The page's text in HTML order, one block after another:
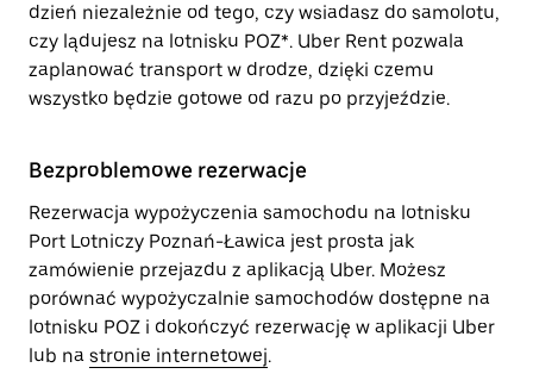
dzień niezależnie od tego, czy wsiadasz do samolotu,
czy lądujesz na lotnisku POZ*. Uber Rent pozwala
zaplanować transport w drodze, dzięki czemu
wszystko będzie gotowe od razu po przyjeździe.
Bezproblemowe rezerwacje
Rezerwacja wypożyczenia samochodu na lotnisku
Port Lotniczy Poznań-Ławica jest prosta jak
zamówienie przejazdu z aplikacją Uber. Możesz
porównać wypożyczalnie samochodów dostępne na
lotnisku POZ i dokończyć rezerwację w aplikacji Uber
lub na stronie internetowej.